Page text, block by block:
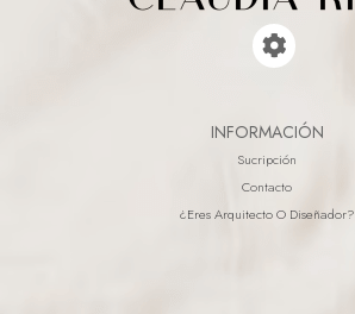
INFORMACIÓN
Sucripción
Contacto
¿eres Arquitecto O Diseñador?